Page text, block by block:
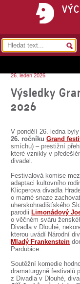
26. leden 2026
Výsledky
2026
V pondělí 26. ledna
26. ročníkuGrand
smíchu) – prestižní
které vznikly v
divadel.
Festivalová komise
adaptaci kultovního
Klicperova divadla
o marné snaze
uherskohradišťského
parodii Limonádový
o věčném sváru
Divadla v Dlouhé,
kterou uvádí Národní
Mladý Frankenstein
Pardubice.
Soutěžní komedie
dramaturgyně festivalů
z Divadla v Dlouhé,